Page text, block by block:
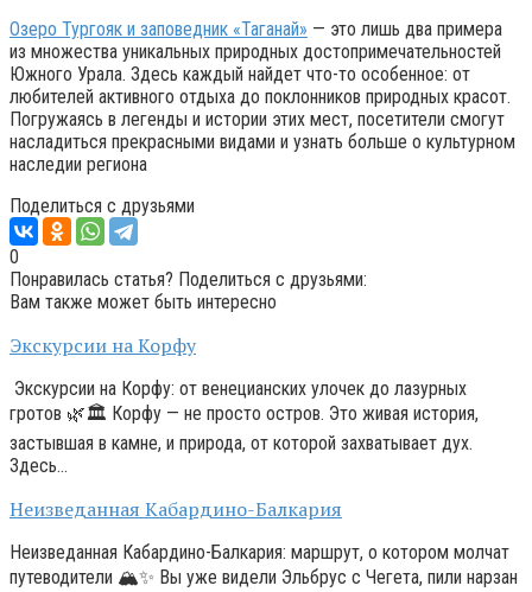
Озеро Тургояк и заповедник «Таганай» — это лишь два примера
из множества уникальных природных достопримечательностей
Южного Урала. Здесь каждый найдет что-то особенное: от
любителей активного отдыха до поклонников природных красот.
Погружаясь в легенды и истории этих мест, посетители смогут
насладиться прекрасными видами и узнать больше о культурном
наследии региона
Поделиться с друзьями
0
Понравилась статья? Поделиться с друзьями:
Вам также может быть интересно
Экскурсии на Корфу
Экскурсии на Корфу: от венецианских улочек до лазурных
гротов 🌿🏛️ Корфу — не просто остров. Это живая история,
застывшая в камне, и природа, от которой захватывает дух.
Здесь…
Неизведанная Кабардино-Балкария
Неизведанная Кабардино-Балкария: маршрут, о котором молчат
путеводители 🏔️✨ Вы уже видели Эльбрус с Чегета, пили нарзан